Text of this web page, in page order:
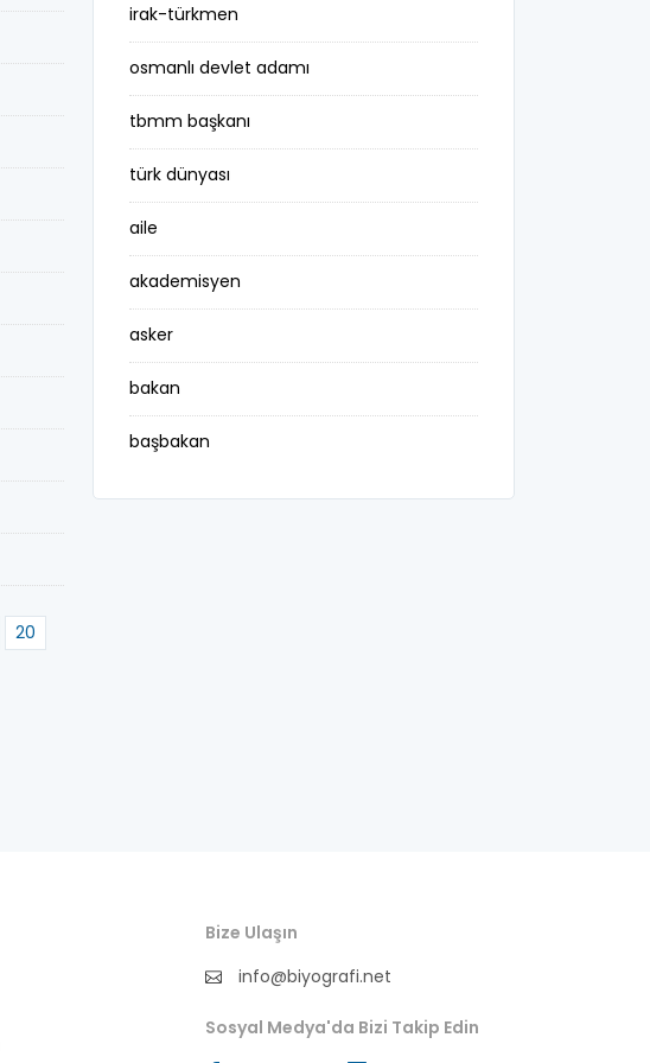
20
irak-türkmen
osmanlı devlet adamı
tbmm başkanı
türk dünyası
aile
akademisyen
asker
bakan
başbakan
belediye başkanı
fotoğrafçı
Bize Ulaşın
info@biyografi.net
Sosyal Medya'da Bizi Takip Edin